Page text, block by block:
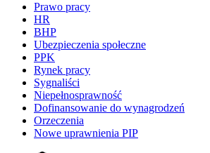
Prawo pracy
HR
BHP
Ubezpieczenia społeczne
PPK
Rynek pracy
Sygnaliści
Niepełnosprawność
Dofinansowanie do wynagrodzeń
Orzeczenia
Nowe uprawnienia PIP